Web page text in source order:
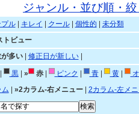
ジャンル・並び順・
ル| キレイ クール| 個性的
未分類
トビュー
多い| 修正日が新しい|
黒| » 赤| ピンク 青| 黄|
ム »2カラム-右メニュー| 2カラム-左メ